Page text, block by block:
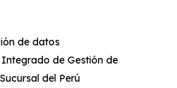
de datos
de Gestión de
del Perú